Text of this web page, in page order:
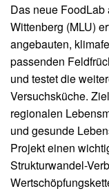
Das neue
Wittenberg (MLU)
angebauten,
passenden
und testet die
Versuchsküche.
regionalen
und gesunde
Projekt einen
Strukturwandel-